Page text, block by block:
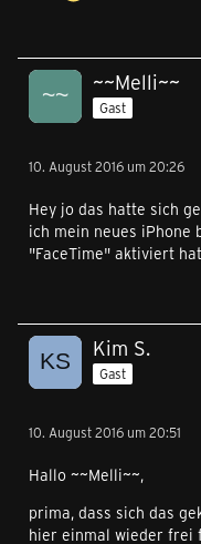
~~Melli~~
Gast
10. August 2016 um 20:26
Hey jo das hatte sich
ich mein neues iPhone
"FaceTime" aktiviert
Kim S.
Gast
10. August 2016 um 20:51
Hallo ~~Melli~~,
prima, dass sich das
hier einmal wieder frei